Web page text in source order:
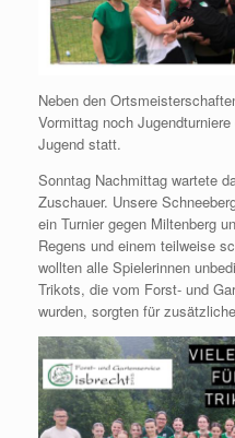
Neben den
Vormittag noch
Jugend statt.
Sonntag Nachmittag wartete
Zuschauer. Unsere
ein Turnier gegen Miltenberg
Regens und einem teilweise
wollten alle Spielerinnen
Trikots, die vom Forst- und
wurden, sorgten für